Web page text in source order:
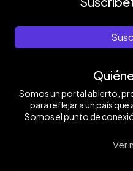
Somos un portal abierto,
para reflejar a un país que
Somos el punto de
Ver